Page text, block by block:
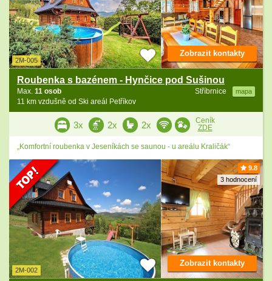
2M-005
Roubenka s bazénem - Hynčice pod Sušinou
Stříbrnice mapa
Max. 11 osob
11 km vzdušně od Ski areál Petříkov
Zobrazit kontakty
3x 2x 2x
Ceník
ZDE
„Komfortní roubenka v Jeseníkách se saunou - u areálu Kraličák“
9.8
3 hodnocení
2M-002
Zobrazit kontakty